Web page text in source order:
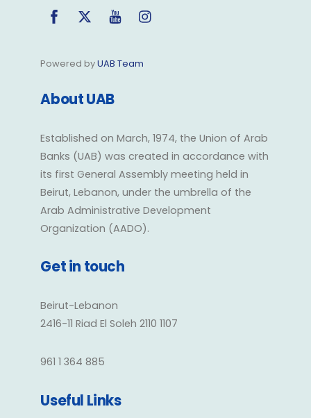
Facebook
Twitter YouTube
Powered byUAB Team
About UAB
Established on March, 1974, the Union of Arab
Banks (UAB) was created in accordance with
its first General Assembly meeting held in
Beirut, Lebanon, under the umbrella of the
Arab Administrative Development
Organization (AADO).
Get in touch
Beirut-Lebanon
2416-11 Riad El Soleh 2110 1107
961 1 364 885
Useful Links